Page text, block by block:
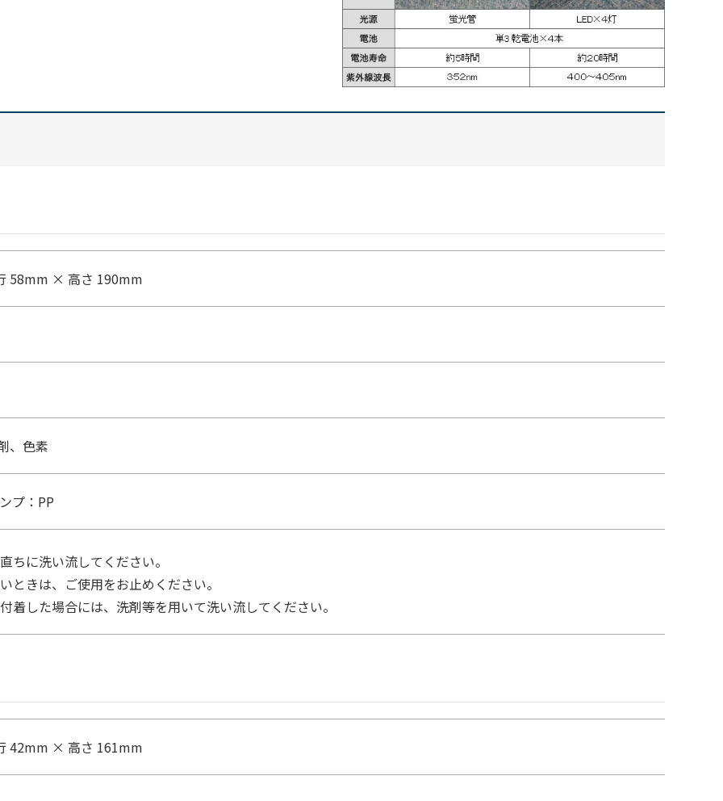
58mm × 高さ 190mm
、色素
プ：PP
ちに洗い流してください。
ときは、ご使用をお止めください。
着した場合には、洗剤等を用いて洗い流してください。
42mm × 高さ 161mm